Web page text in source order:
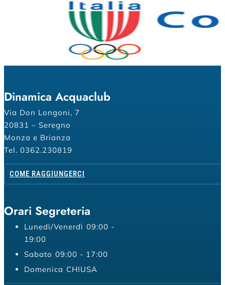
Dinamica Acquaclub
Via Don Longoni, 7
20831 – Seregno
Monza e Brianza
Tel. 0362.230819
COME RAGGIUNGERCI
Orari Segreteria
Lunedì/Venerdì 09:00 -
19:00
Sabato 09:00 - 17:00
Domenica CHIUSA